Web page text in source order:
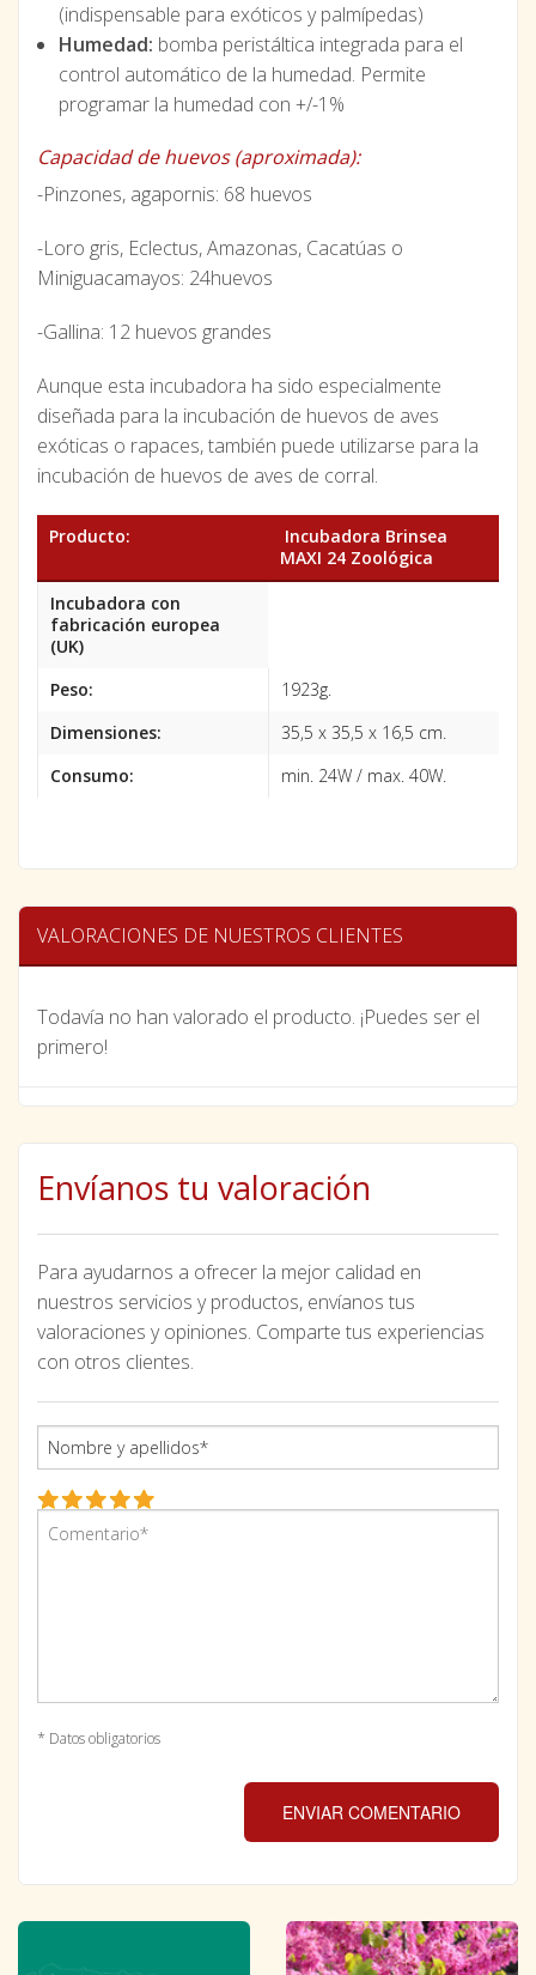
(indispensable para exóticos y palmípedas)
Humedad: bomba peristáltica integrada para el
control automático de la humedad. Permite
programar la humedad con +/-1%
Capacidad de huevos (aproximada):
-Pinzones, agapornis: 68 huevos
-Loro gris, Eclectus, Amazonas, Cacatúas o
Miniguacamayos: 24huevos
-Gallina: 12 huevos grandes
Aunque esta incubadora ha sido especialmente
diseñada para la incubación de huevos de aves
exóticas o rapaces, también puede utilizarse para la
incubación de huevos de aves de corral.
Producto:
Incubadora Brinsea
MAXI 24 Zoológica
Incubadora con
fabricación europea
(UK)
Peso:
1923g.
Dimensiones:
35,5 x 35,5 x 16,5 cm.
Consumo:
min. 24W / max. 40W.
VALORACIONES DE NUESTROS CLIENTES
Todavía no han valorado el producto. ¡Puedes ser el
primero!
Envíanos tu valoración
Para ayudarnos a ofrecer la mejor calidad en
nuestros servicios y productos, envíanos tus
valoraciones y opiniones. Comparte tus experiencias
con otros clientes.
* Datos obligatorios
ENVIAR COMENTARIO